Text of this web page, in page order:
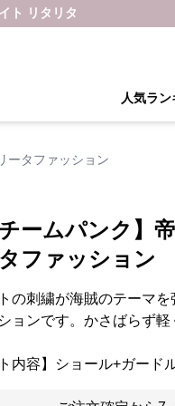
ト リタリタ
人気ラ
ータファッション
チームパンク】
ファッション
の刺繍が海賊のテーマ
ョンです。かさばらず軽
ト内容】ショール+ガード